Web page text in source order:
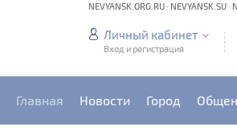
NEVYANSK.ORG.RU · NEVYANSK.SU ·
Личный кабинет
Вход и регистрация
Главная Новости Город